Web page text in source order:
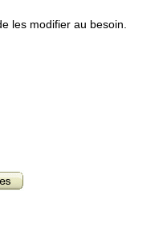
les modifier au besoin.